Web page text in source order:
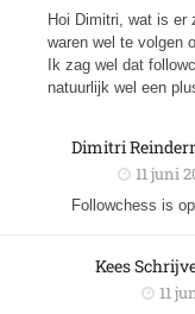
Hoi Dimitri, wat is er
waren wel te volgen
Ik zag wel dat
natuurlijk wel een
Dimitri
11 juni
Followchess is
Kees
11